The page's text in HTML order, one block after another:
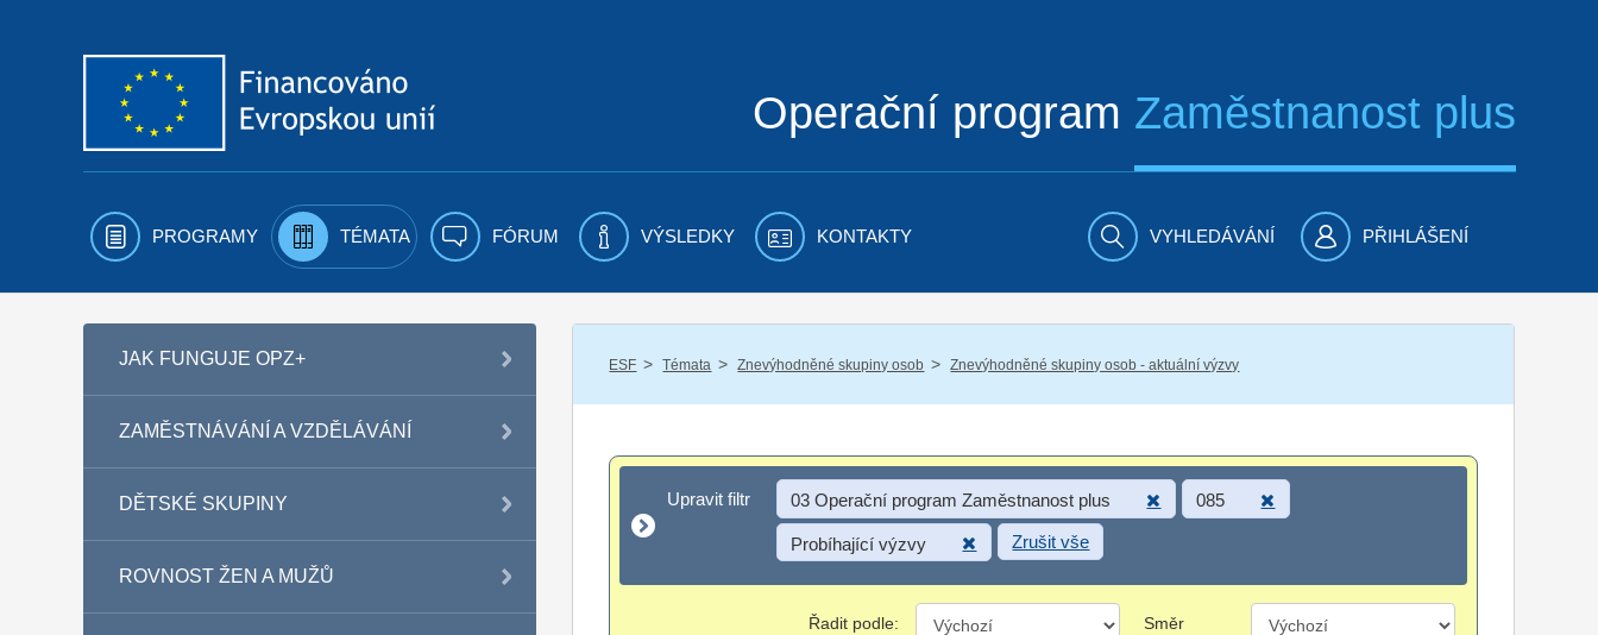
Operační program Zaměstnanost plus
PROGRAMY TÉMATA FÓRUM VÝSLEDKY KONTAKTY VYHLEDÁVÁNÍ PŘIHLÁŠENÍ
JAK FUNGUJE OPZ+
ZAMĚSTNÁVÁNÍ A VZDĚLÁVÁNÍ
DĚTSKÉ SKUPINY
ROVNOST ŽEN A MUŽŮ
ESF / Témata / Znevýhodněné skupiny osob / Znevýhodněné skupiny osob - aktuální výzvy
Upravit filtr
Upravit filtr 03 Operační program Zaměstnanost plus 085
Probíhající výzvy Zrušit vše
Řadit podle: Směr